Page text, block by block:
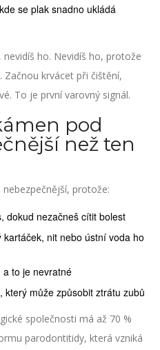
se plak snadno ukládá
ho. Nevidíš ho, protože
krvácet při čištění,
To je první varovný signál.
pod
než ten
protože:
dokud nezačneš cítit bolest
nit nebo ústní voda ho
a to je nevratné
který může způsobit ztrátu zubů
společnosti má až 70 %
parodontitidy, která vzniká